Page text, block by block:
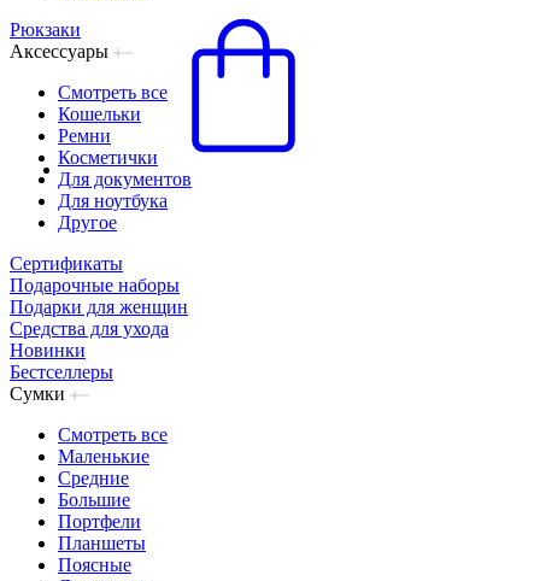
Рюкзаки
Аксессуары
Смотреть все
Кошельки
Ремни
Косметички
Для документов
Для ноутбука
Другое
Сертификаты
Подарочные наборы
Подарки для женщин
Средства для ухода
Новинки
Бестселлеры
Сумки
Смотреть все
Маленькие
Средние
Большие
Портфели
Планшеты
Поясные